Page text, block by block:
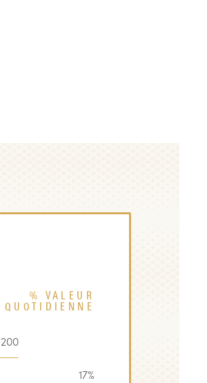
% VALEUR
QUOTIDIENNE
200
17%